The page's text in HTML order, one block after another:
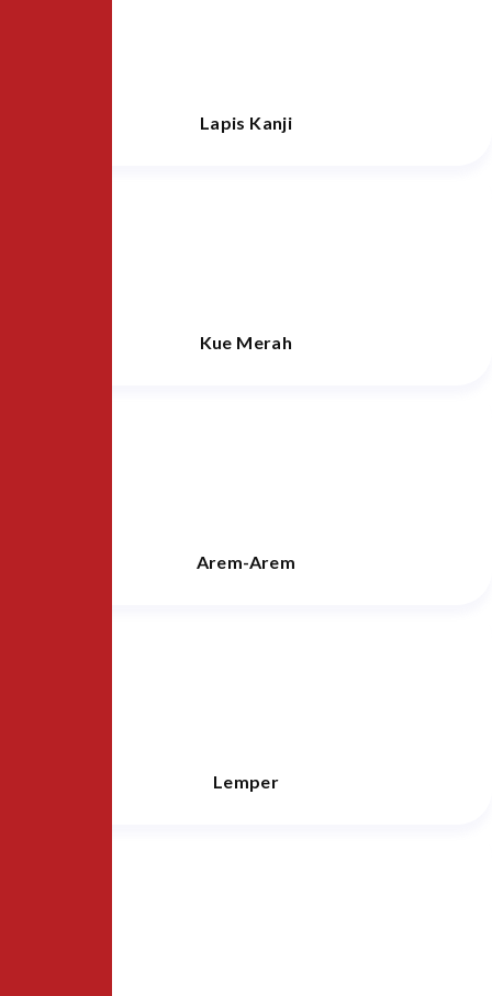
Lapis Kanji
Kue Merah
Arem-Arem
Lemper